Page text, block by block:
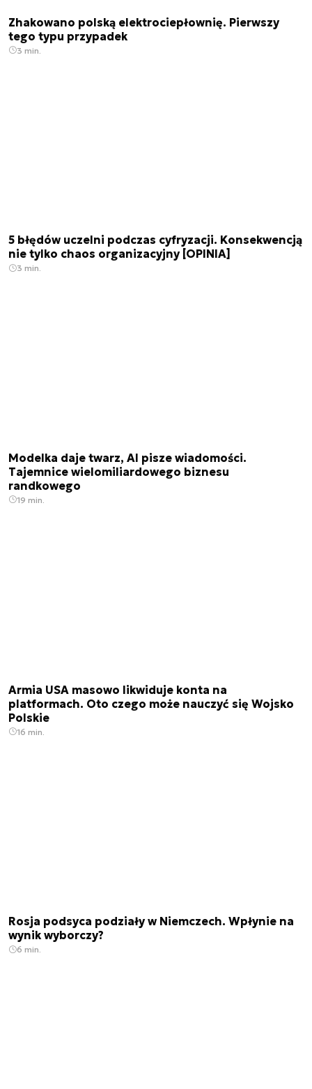
Zhakowano polską elektrociepłownię. Pierwszy
tego typu przypadek
3 min.
5 błędów uczelni podczas cyfryzacji. Konsekwencją
nie tylko chaos organizacyjny [OPINIA]
3 min.
Modelka daje twarz, AI pisze wiadomości.
Tajemnice wielomiliardowego biznesu
randkowego
19 min.
Armia USA masowo likwiduje konta na
platformach. Oto czego może nauczyć się Wojsko
Polskie
16 min.
Rosja podsyca podziały w Niemczech. Wpłynie na
wynik wyborczy?
6 min.